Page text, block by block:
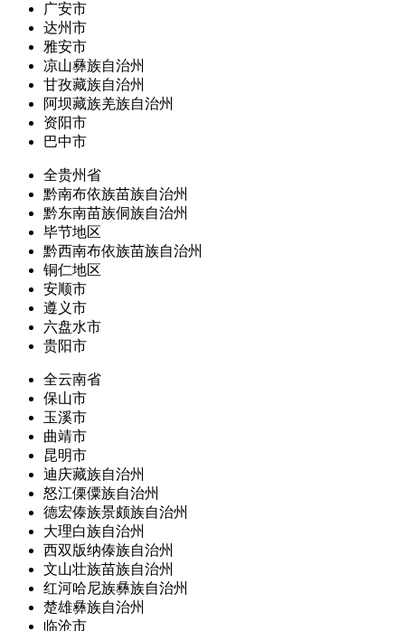
广安市
达州市
雅安市
凉山彝族自治州
甘孜藏族自治州
阿坝藏族羌族自治州
资阳市
巴中市
全贵州省
黔南布依族苗族自治州
黔东南苗族侗族自治州
毕节地区
黔西南布依族苗族自治州
铜仁地区
安顺市
遵义市
六盘水市
贵阳市
全云南省
保山市
玉溪市
曲靖市
昆明市
迪庆藏族自治州
怒江傈僳族自治州
德宏傣族景颇族自治州
大理白族自治州
西双版纳傣族自治州
文山壮族苗族自治州
红河哈尼族彝族自治州
楚雄彝族自治州
临沧市